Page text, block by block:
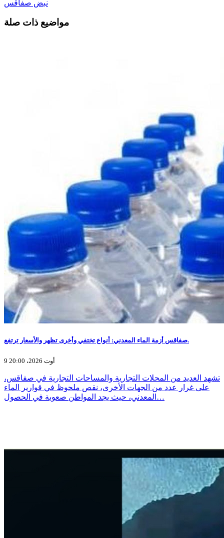
نبض صفاقس
مواضيع ذات صلة
صفاقس أزمة الماء المعدني: أنواع تختفي وأخرى تظهر والأسعار ترتفع.
9 أوت 2026، 20:00
تشهد العديد من المحلات التجارية والمساحات التجارية في صفاقس،
على غرار عدد من الجهات الأخرى، نقص ملحوظ في قوارير الماء
المعدني، حيث يجد المواطن صعوبة في الحصول…